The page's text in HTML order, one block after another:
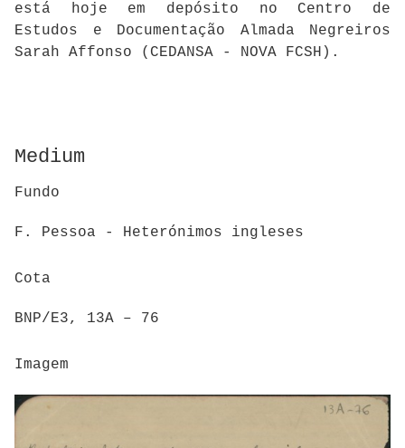
está hoje em depósito no Centro de
Estudos e Documentação Almada Negreiros
Sarah Affonso (CEDANSA - NOVA FCSH).
Medium
Fundo
F. Pessoa - Heterónimos ingleses
Cota
BNP/E3, 13A – 76
Imagem